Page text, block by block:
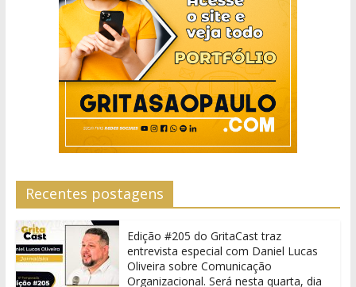
Recentes postagens
Edição #205 do GritaCast traz
entrevista especial com Daniel Lucas
Oliveira sobre Comunicação
Organizacional. Será nesta quarta, dia